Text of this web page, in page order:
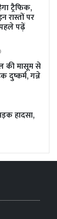
ट्रैफिक,
रास्तों पर
पढ़ें
की मासूम से
दुष्कर्म, गन्ने
हादसा,